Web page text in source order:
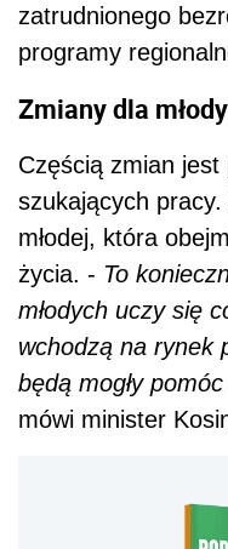
zatrudnionego
programy
Zmiany dla
Częścią zmian jest
szukających
młodej, która
życia. - To
młodych uczy się
wchodzą na rynek
będą mogły
mówi minister